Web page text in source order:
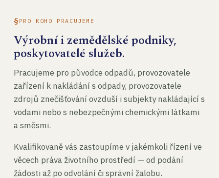
PRO KOHO PRACUJEME
Výrobní i zemědělské podniky,
poskytovatelé služeb.
Pracujeme pro původce odpadů, provozovatele
zařízení k nakládání s odpady, provozovatele
zdrojů znečišťování ovzduší i subjekty nakládající s
vodami nebo s nebezpečnými chemickými látkami
a směsmi.
Kvalifikovaně vás zastoupíme v jakémkoli řízení ve
věcech práva životního prostředí — od podání
žádosti až po odvolání či správní žalobu.